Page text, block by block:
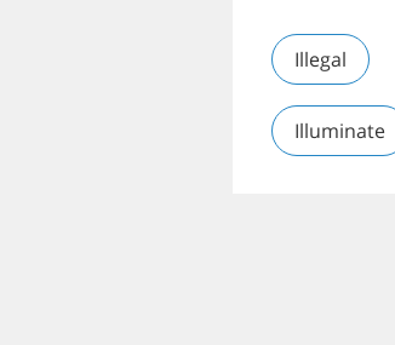
Illegal
Illuminate